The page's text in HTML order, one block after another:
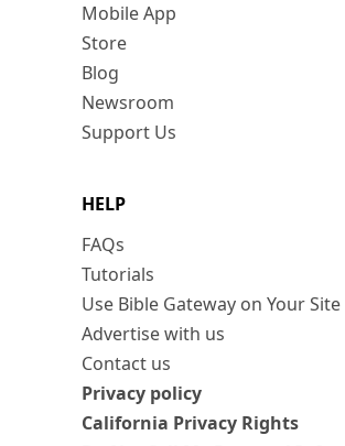
Mobile App
Store
Blog
Newsroom
Support Us
HELP
FAQs
Tutorials
Use Bible Gateway on Your Site
Advertise with us
Contact us
Privacy policy
California Privacy Rights